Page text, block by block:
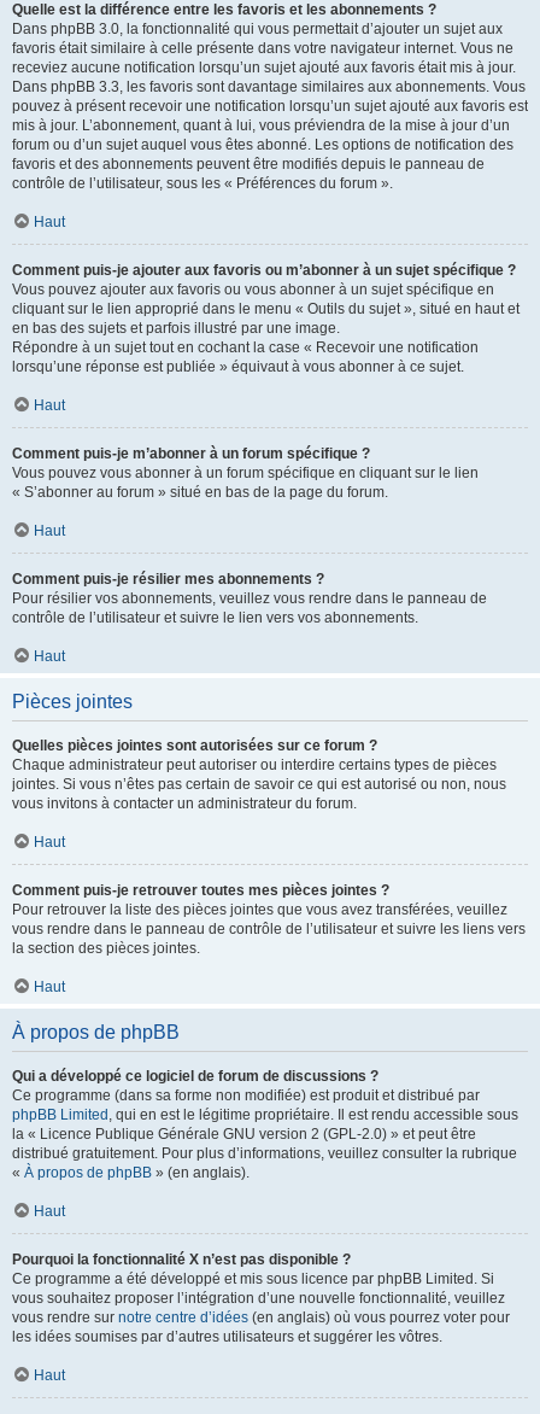
Quelle est la différence entre les favoris et les abonnements ?
Dans phpBB 3.0, la fonctionnalité qui vous permettait d’ajouter un sujet aux
favoris était similaire à celle présente dans votre navigateur internet. Vous ne
receviez aucune notification lorsqu’un sujet ajouté aux favoris était mis à jour.
Dans phpBB 3.3, les favoris sont davantage similaires aux abonnements. Vous
pouvez à présent recevoir une notification lorsqu’un sujet ajouté aux favoris est
mis à jour. L’abonnement, quant à lui, vous préviendra de la mise à jour d’un
forum ou d’un sujet auquel vous êtes abonné. Les options de notification des
favoris et des abonnements peuvent être modifiés depuis le panneau de
contrôle de l’utilisateur, sous les « Préférences du forum ».
Haut
Comment puis-je ajouter aux favoris ou m’abonner à un sujet spécifique ?
Vous pouvez ajouter aux favoris ou vous abonner à un sujet spécifique en
cliquant sur le lien approprié dans le menu « Outils du sujet », situé en haut et
en bas des sujets et parfois illustré par une image.
Répondre à un sujet tout en cochant la case « Recevoir une notification
lorsqu’une réponse est publiée » équivaut à vous abonner à ce sujet.
Haut
Comment puis-je m’abonner à un forum spécifique ?
Vous pouvez vous abonner à un forum spécifique en cliquant sur le lien
« S’abonner au forum » situé en bas de la page du forum.
Haut
Comment puis-je résilier mes abonnements ?
Pour résilier vos abonnements, veuillez vous rendre dans le panneau de
contrôle de l’utilisateur et suivre le lien vers vos abonnements.
Haut
Pièces jointes
Quelles pièces jointes sont autorisées sur ce forum ?
Chaque administrateur peut autoriser ou interdire certains types de pièces
jointes. Si vous n’êtes pas certain de savoir ce qui est autorisé ou non, nous
vous invitons à contacter un administrateur du forum.
Haut
Comment puis-je retrouver toutes mes pièces jointes ?
Pour retrouver la liste des pièces jointes que vous avez transférées, veuillez
vous rendre dans le panneau de contrôle de l’utilisateur et suivre les liens vers
la section des pièces jointes.
Haut
À propos de phpBB
Qui a développé ce logiciel de forum de discussions ?
Ce programme (dans sa forme non modifiée) est produit et distribué par
phpBB Limited , qui en est le légitime propriétaire. Il est rendu accessible sous
la « Licence Publique Générale GNU version 2 (GPL-2.0) » et peut être
distribué gratuitement. Pour plus d’informations, veuillez consulter la rubrique
« À propos de phpBB » (en anglais).
Haut
Pourquoi la fonctionnalité X n’est pas disponible ?
Ce programme a été développé et mis sous licence par phpBB Limited. Si
vous souhaitez proposer l’intégration d’une nouvelle fonctionnalité, veuillez
vous rendre sur notre centre d’idées (en anglais) où vous pourrez voter pour
les idées soumises par d’autres utilisateurs et suggérer les vôtres.
Haut